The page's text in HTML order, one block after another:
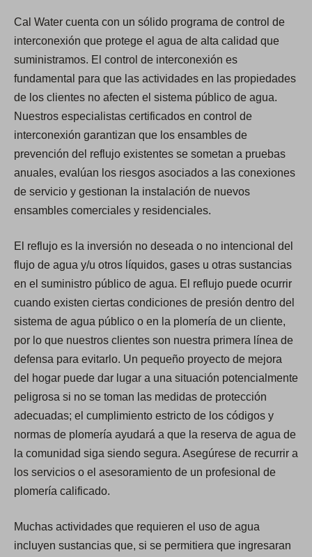
Cal Water cuenta con un sólido programa de control de
interconexión que protege el agua de alta calidad que
suministramos. El control de interconexión es
fundamental para que las actividades en las propiedades
de los clientes no afecten el sistema público de agua.
Nuestros especialistas certificados en control de
interconexión garantizan que los ensambles de
prevención del reflujo existentes se sometan a pruebas
anuales, evalúan los riesgos asociados a las conexiones
de servicio y gestionan la instalación de nuevos
ensambles comerciales y residenciales.
El reflujo es la inversión no deseada o no intencional del
flujo de agua y/u otros líquidos, gases u otras sustancias
en el suministro público de agua. El reflujo puede ocurrir
cuando existen ciertas condiciones de presión dentro del
sistema de agua público o en la plomería de un cliente,
por lo que nuestros clientes son nuestra primera línea de
defensa para evitarlo. Un pequeño proyecto de mejora
del hogar puede dar lugar a una situación potencialmente
peligrosa si no se toman las medidas de protección
adecuadas; el cumplimiento estricto de los códigos y
normas de plomería ayudará a que la reserva de agua de
la comunidad siga siendo segura. Asegúrese de recurrir a
los servicios o el asesoramiento de un profesional de
plomería calificado.
Muchas actividades que requieren el uso de agua
incluyen sustancias que, si se permitiera que ingresaran